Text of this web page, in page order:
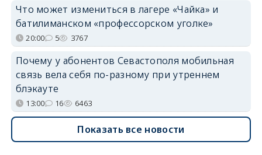
Что может измениться в лагере «Чайка» и
батилиманском «профессорском уголке»
20:00 5 3767
Почему у абонентов Севастополя мобильная
связь вела себя по-разному при утреннем
блэкауте
13:00 16 6463
Показать все новости